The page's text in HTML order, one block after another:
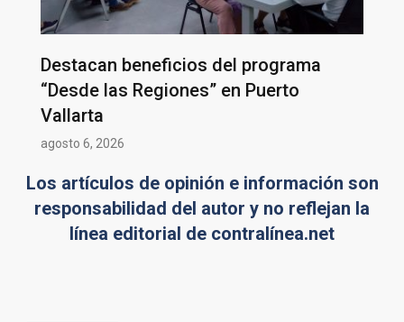
Destacan beneficios del programa
“Desde las Regiones” en Puerto
Vallarta
agosto 6, 2026
Los artículos de opinión e información son
responsabilidad del autor y no reflejan la
línea editorial de contralínea.net